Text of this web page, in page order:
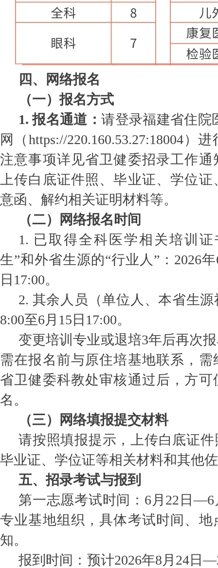
四、网络报名
（一）报名方式
1. 报名通道：请登录福建省住院
网（https://220.160.53.27:18004）
注意事项详见省卫健委招录工作通
上传白底证件照、毕业证、学位
意函、解约相关证明材料等。
（二）
网络报名时间
1. 已取得全科医学相关培训
生”和外省生源的“行业人”：2026
日17:00。
2. 其余人员（单位人、本省生
8:00至6月15日17:00。
变更培训专业或退培3年后再次
需在报名前与原住培基地联系，
省卫健委科教处审核通过后，方
名。
（三）网络填报提交材料
请按照填报提示，上传白底证
毕业证、学位证等相关材料和其他
五、招录考试与报到
第一志愿考试时间：6月22日—6
专业基地组织，具体考试时间、地
知。
报到时间：预计2026年8月24日